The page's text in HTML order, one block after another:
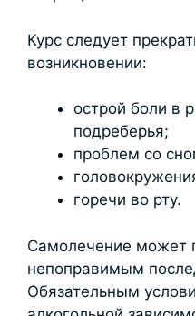
Курс следует
возникновении:
острой боли в
подреберья;
проблем со
горечи во рту.
Самолечение может
непоправимым
Обязательным